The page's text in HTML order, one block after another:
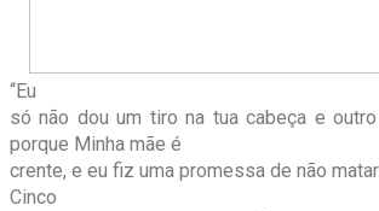
“Eu
só não dou um tiro na tua cabeça e
porque Minha mãe é
crente, e eu fiz uma promessa de não
Cinco